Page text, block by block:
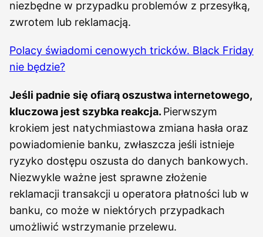
niezbędne w przypadku problemów z przesyłką,
zwrotem lub reklamacją.
Polacy świadomi cenowych tricków. Black Friday
nie będzie?
Jeśli padnie się ofiarą oszustwa internetowego,
kluczowa jest szybka reakcja. Pierwszym
krokiem jest natychmiastowa zmiana hasła oraz
powiadomienie banku, zwłaszcza jeśli istnieje
ryzyko dostępu oszusta do danych bankowych.
Niezwykle ważne jest sprawne złożenie
reklamacji transakcji u operatora płatności lub w
banku, co może w niektórych przypadkach
umożliwić wstrzymanie przelewu.